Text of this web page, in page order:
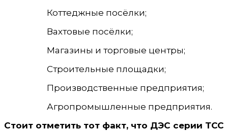
Коттеджные посёлки;
Вахтовые посёлки;
Магазины и торговые центры;
Строительные площадки;
Производственные предприятия;
Агропромышленные предприятия.
Стоит отметить тот факт, что ДЭС серии ТСС